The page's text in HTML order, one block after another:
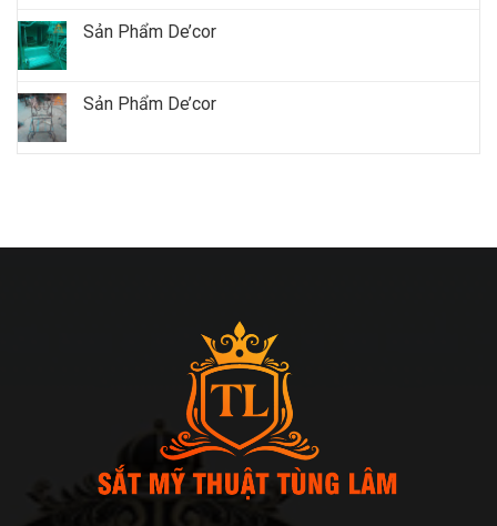
Sản Phẩm De’cor
Sản Phẩm De’cor